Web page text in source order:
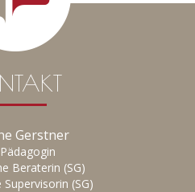
Gerstner
Beraterin (SG)
(SG)